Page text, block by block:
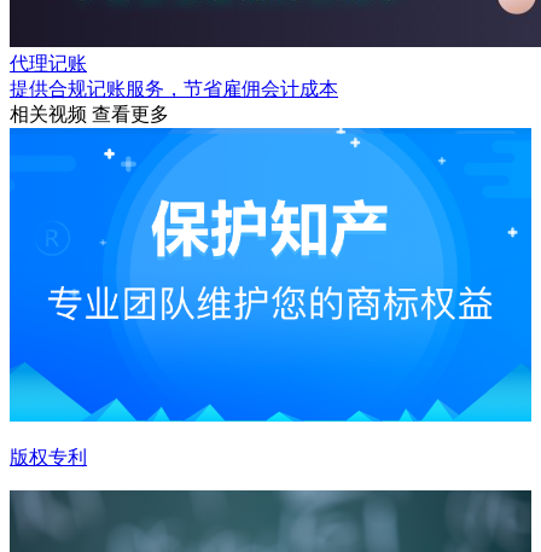
代理记账
提供合规记账服务，节省雇佣会计成本
相关视频 查看更多
版权专利